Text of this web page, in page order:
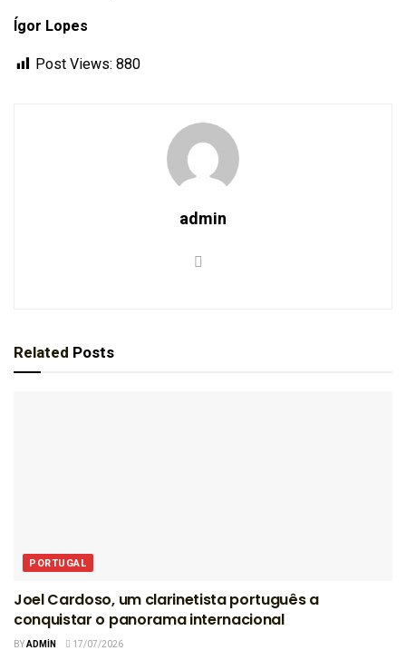
Ígor Lopes
Post Views: 880
admin
Related Posts
PORTUGAL
Joel Cardoso, um clarinetista português a
conquistar o panorama internacional
BYADMIN 17/07/2026